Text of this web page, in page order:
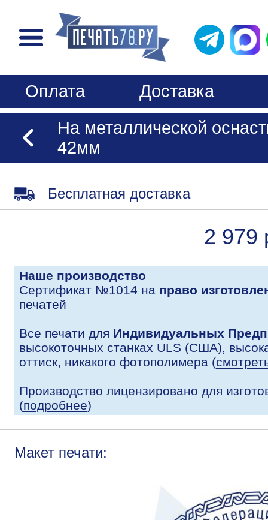
Оплата
Доставка
На металлической
42мм
Бесплатная доставка
2 979
Наше производство
Сертификат №1014 на право
печатей
Все печати для Индивидуальных
высокоточных станках ULS (США),
оттиск, никакого фотополимера (
Производство лицензировано для
(подробнее)
Макет печати: